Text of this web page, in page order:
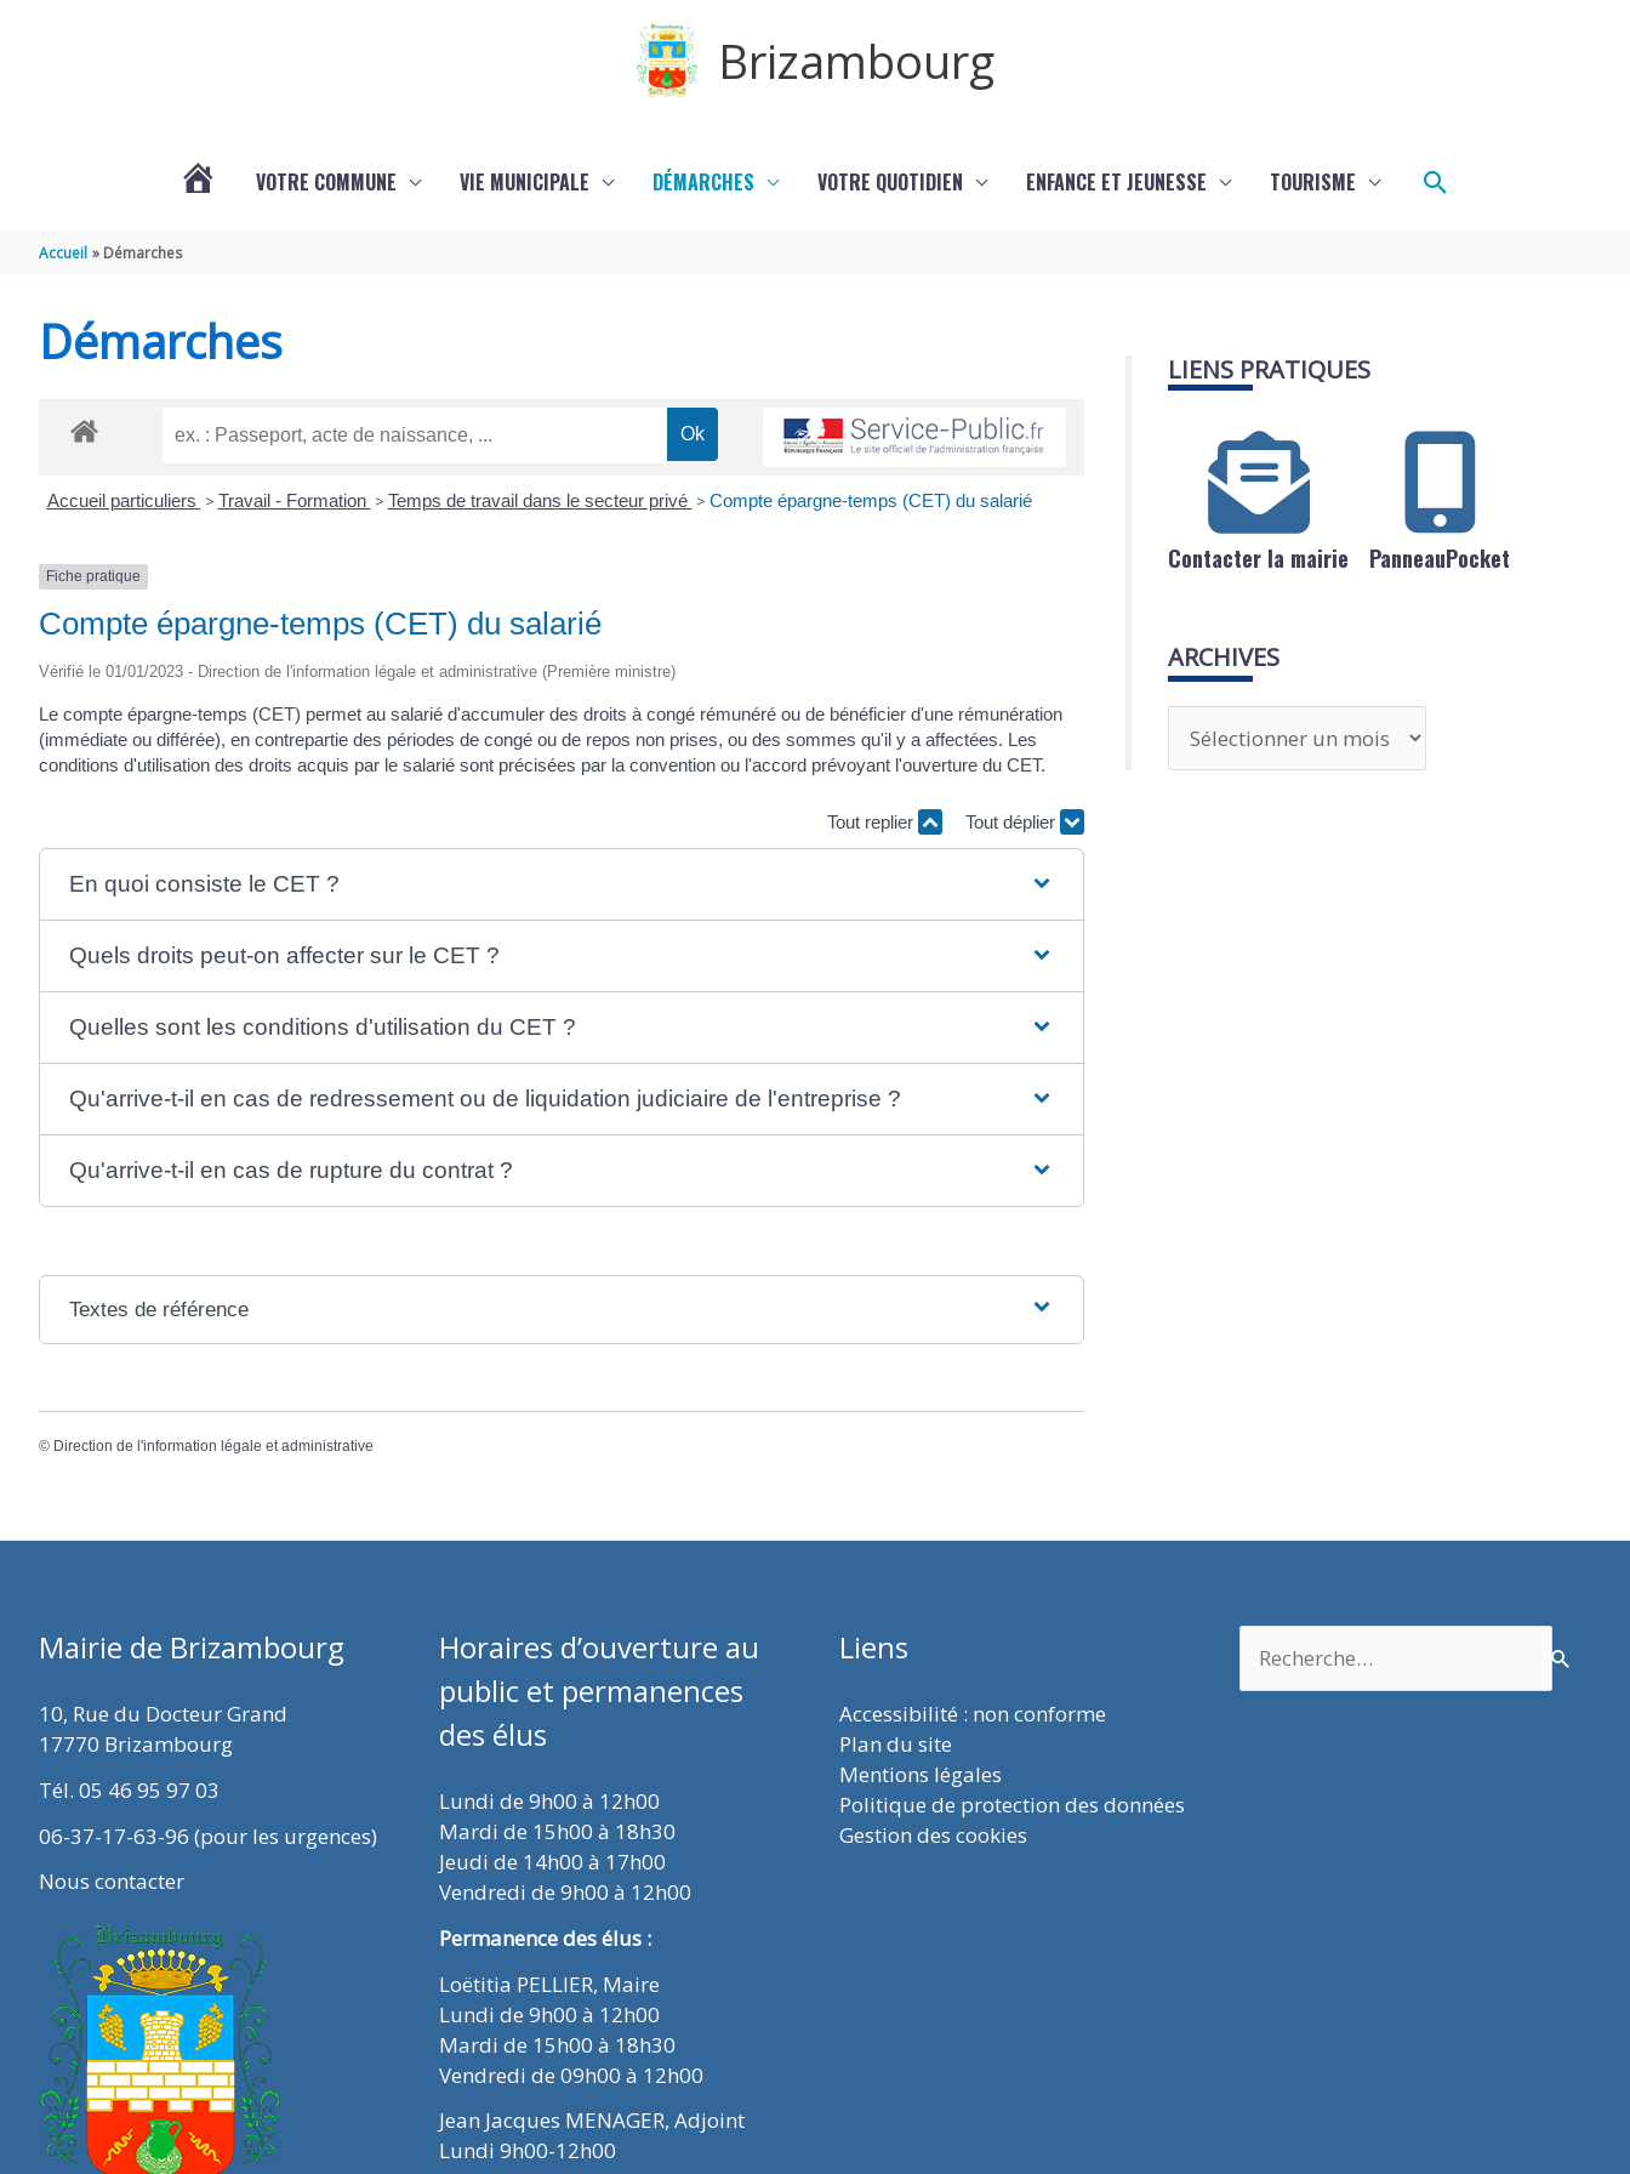
Brizambourg
VOTRE COMMUNE VIE MUNICIPALE DÉMARCHES VOTRE QUOTIDIEN ENFANCE ET JEUNESSE TOURISME Rechercher
Accueil Démarches
Démarches
Accueil particuliers > Travail - Formation > Temps de travail dans le secteur privé > Compte épargne-temps (CET) du salarié
Fiche pratique
Compte épargne-temps (CET) du salarié
Vérifié le 01/01/2023 - Direction de l'information légale et administrative (Première ministre)
Le compte épargne-temps (CET) permet au salarié d'accumuler des droits à congé rémunéré ou de bénéficier d'une rémunération
(immédiate ou différée), en contrepartie des périodes de congé ou de repos non prises, ou des sommes qu'il y a affectées. Les
conditions d'utilisation des droits acquis par le salarié sont précisées par la convention ou l'accord prévoyant l'ouverture du CET.
Tout replier Tout déplier
En quoi consiste le CET ?
Quels droits peut-on affecter sur le CET ?
Quelles sont les conditions d'utilisation du CET ?
Qu'arrive-t-il en cas de redressement ou de liquidation judiciaire de l'entreprise ?
Qu'arrive-t-il en cas de rupture du contrat ?
Textes de référence
© Direction de l'information légale et administrative
LIENS PRATIQUES
Contacter la mairie PanneauPocket
ARCHIVES
r
Mairie de Brizambourg
10, Rue du Docteur Grand
17770 Brizambourg
Tél. 05 46 95 97 03
06-37-17-63-96 (pour les urgences)
Nous contacter
Horaires d’ouverture au
public et permanences
des élus
Lundi de 9h00 à 12h00
Mardi de 15h00 à 18h30
Jeudi de 14h00 à 17h00
Vendredi de 9h00 à 12h00
Permanence des élus :
Loëtitia PELLIER, Maire
Lundi de 9h00 à 12h00
Mardi de 15h00 à 18h30
Vendredi de 09h00 à 12h00
Jean Jacques MENAGER, Adjoint
Lundi 9h00-12h00
Liens
Accessibilité : non conforme
Plan du site
Mentions légales
Politique de protection des données
Gestion des cookies